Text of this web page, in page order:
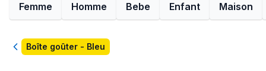
Femme Homme Bebe Enfant Maison
RetourBoîte goûter - Bleu